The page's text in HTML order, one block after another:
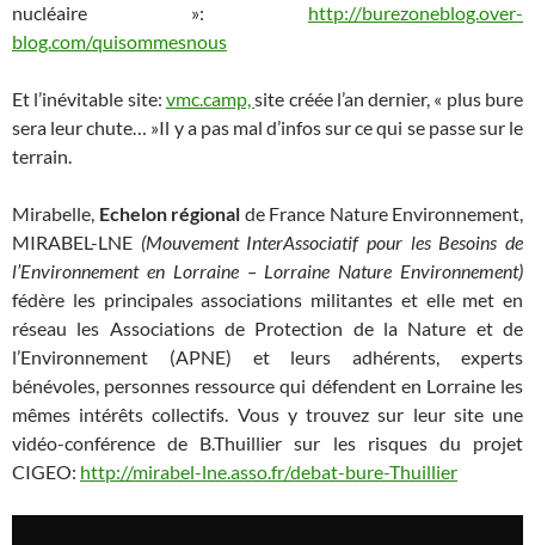
nucléaire »: http://burezoneblog.over-
blog.com/quisommesnous
Et l’inévitable site: vmc.camp,site créée l’an dernier, « plus bure
sera leur chute… »Il y a pas mal d’infos sur ce qui se passe sur le
terrain.
Mirabelle, Echelon régional de France Nature Environnement,
MIRABEL-LNE (Mouvement InterAssociatif pour les Besoins de
l’Environnement en Lorraine – Lorraine Nature Environnement)
fédère les principales associations militantes et elle met en
réseau les Associations de Protection de la Nature et de
l’Environnement (APNE) et leurs adhérents, experts
bénévoles, personnes ressource qui défendent en Lorraine les
mêmes intérêts collectifs. Vous y trouvez sur leur site une
vidéo-conférence de B.Thuillier sur les risques du projet
CIGEO: http://mirabel-lne.asso.fr/debat-bure-Thuillier